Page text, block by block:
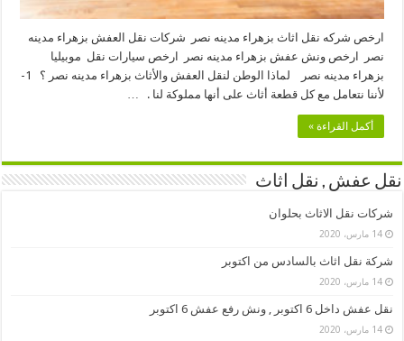
ارخص شركه نقل اثاث بزهراء مدينه نصر شركات نقل العفش بزهراء مدينه
نصر ارخص ونش عفش بزهراء مدينه نصر ارخص سيارات نقل موبيليا
بزهراء مدينه نصر لماذا الوطن لنقل العفش والأثاث بزهراء مدينه نصر ؟ 1-
لأننا نتعامل مع كل قطعة أثاث على أنها مملوكة لنا . …
أكمل القراءة »
نقل عفش , نقل اثاث
شركات نقل الاثاث بحلوان
14 مارس، 2020
شركة نقل اثاث بالسادس من اكتوبر
14 مارس، 2020
نقل عفش داخل 6 اكتوبر , ونش رفع عفش 6 اكتوبر
14 مارس، 2020